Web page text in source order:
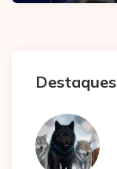
Destaques